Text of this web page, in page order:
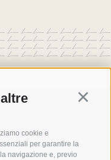
cookie e
per garantire la
navigazione e, previo